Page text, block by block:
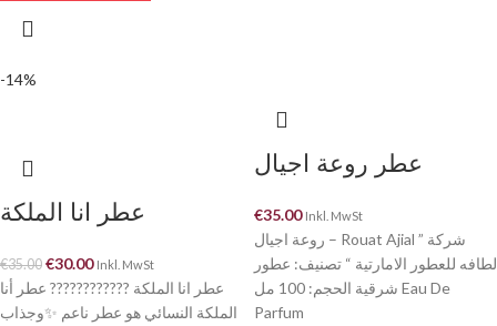
-14%
عطر انا الملكة
€35.00 €30.00 Inkl. MwSt
عطر انا الملكة ???????????? عطر أنا
الملكة النسائي هو عطر ناعم ✨وجذاب
عطر روعة اجيال
€35.00 Inkl. MwSt
روعة اجيال – Rouat Ajial ” شركة
لطافه للعطور الامارتية “ تصنيف: عطور
شرقية الحجم: 100 مل Eau De
Parfum